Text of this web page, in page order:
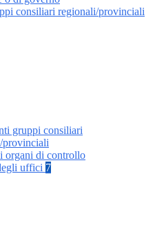
consiliari regionali/provinciali
gruppi consiliari
provinciali
organi di controllo
uffici 7